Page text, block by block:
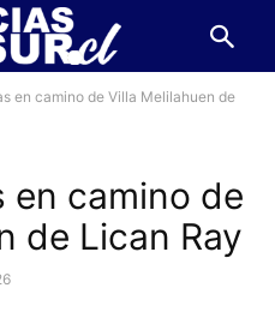
en camino de Villa Melilahuen de
en camino de
de Lican Ray